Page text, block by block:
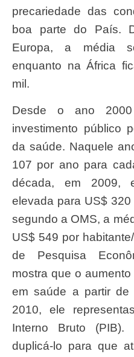
precariedade das
boa parte do País.
Europa, a média
enquanto na África
mil.
Desde o ano 2000 o Brasil triplicou o
investimento público
da saúde. Naquele
107 por ano para
década, em 2009,
elevada para US$
segundo a OMS, a
US$ 549 por
de Pesquisa
mostra que o
em saúde a partir de
2010, ele
Interno Bruto (PIB).
duplicá-lo para que